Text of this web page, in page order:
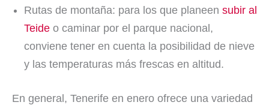
Rutas de montaña: para los que planeen subir al
Teide o caminar por el parque nacional,
conviene tener en cuenta la posibilidad de nieve
y las temperaturas más frescas en altitud.
En general, Tenerife en enero ofrece una variedad